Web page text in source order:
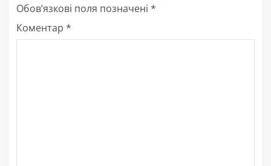
Обов’язкові поля позначені *
Коментар *